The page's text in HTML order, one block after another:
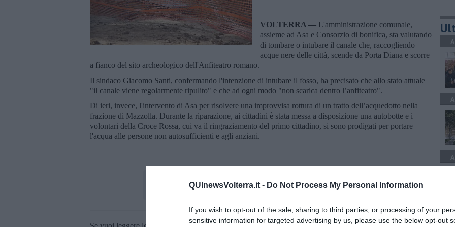
QUInewsVolterra.it - Do Not Process My Personal Information
If you wish to opt-out of the sale, sharing to third parties, or processing of your
sensitive information for targeted advertising by us, please use the below opt-out
VOLTERRA — L'amministrazione comunale,
assieme ad Asa e Consorzio di bonifica, sta valutando
di tombare o intubare il canale che, raccogliendo
acque nere delle città, scende da Porta Diana e scorre
a fianco del sito archeologico dell'Anfiteatro romano.
Il sindaco Giacomo Santi, confermando l'intenzione di intubare il fosso, ha precisato che allo stato attuale
"il canale viene regolarmente ripulito" e che ad ogni modo "non scarica dentro l’anfiteatro".
Di ieri, invece, l'intervento di Asa per risolvere una improvvisa rottura di un tratto dell’acquedotto nella
frazione di Mazzolla. Durante la riparazione, ai cittadini è stata messa a disposizione una autobotte e i
volontari della Croce Rossa, cui va il ringraziamento del primo cittadino, si sono prodigati per portare
l'acqua alle persone non autosufficienti e agli anziani.